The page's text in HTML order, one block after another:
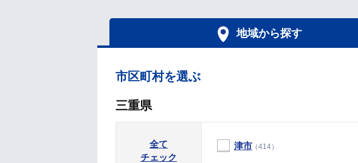
地域から探す
市区町村を選ぶ
三重県
全て
チェック
津市 （414）